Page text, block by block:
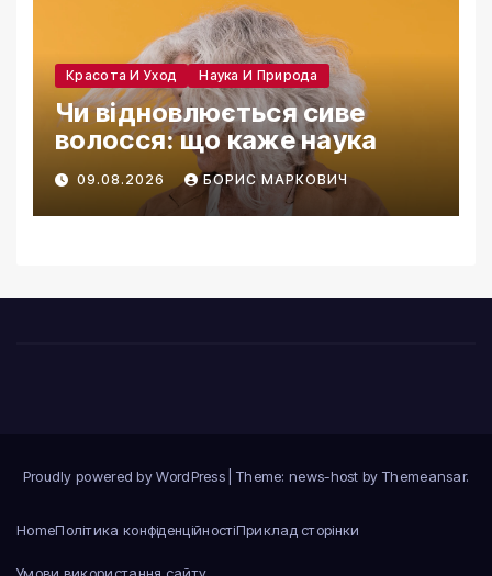
Красота И Уход Наука И Природа
Чи відновлюється сиве
волосся: що каже наука
09.08.2026 БОРИС МАРКОВИЧ
Proudly powered by WordPress Theme: news-host by Themeansar.
HomeПолітика конфіденційностіПриклад сторінки
Умови використання сайту